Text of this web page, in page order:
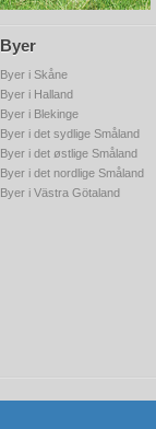
Byer
Byer i Skåne
Byer i Halland
Byer i Blekinge
Byer i det sydlige Småland
Byer i det østlige Småland
Byer i det nordlige Småland
Byer i Västra Götaland